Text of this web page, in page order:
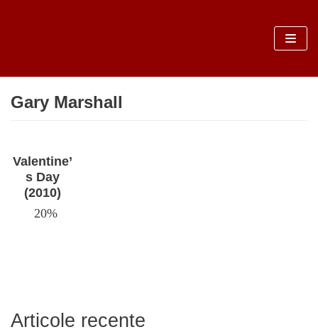
conținut
Gary Marshall
Valentine’
s Day
(2010)
20%
Articole recente